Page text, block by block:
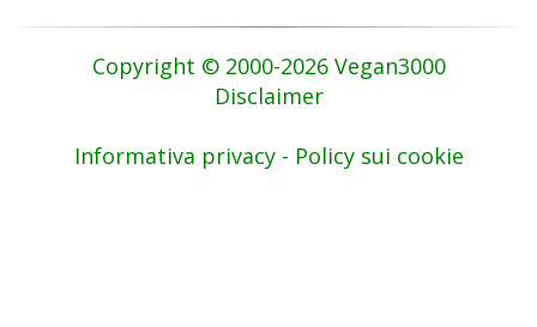
Copyright © 2000-2026 Vegan3000
Disclaimer
Informativa privacy - Policy sui cookie